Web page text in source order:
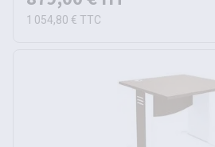
1 054,80 € TTC